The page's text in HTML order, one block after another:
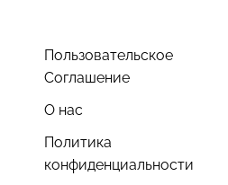
Пользовательское
Соглашение
О нас
Политика
конфиденциальности